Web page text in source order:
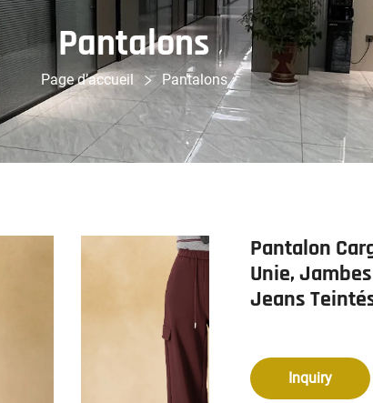
Pantalons
Page d’accueil Pantalons
Pantalon
Unie,
Jeans
Inquiry